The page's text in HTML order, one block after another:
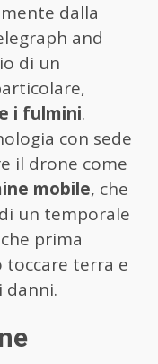
dalla
and
di un
i fulmini.
con sede
il drone come
mobile, che
un temporale
prima
toccare terra e
danni.